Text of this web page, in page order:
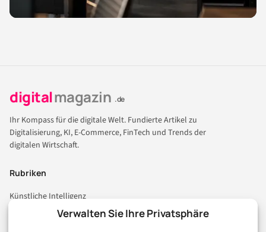
Verwalten Sie Ihre Privatsphäre
digitalmagazin .de
Ihr Kompass für die digitale Welt. Fundierte Artikel zu
Digitalisierung, KI, E-Commerce, FinTech und Trends der
digitalen Wirtschaft.
Rubriken
Künstliche Intelligenz
Technologie & IT